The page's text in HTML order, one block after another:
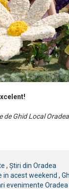
de Ghid Local
, Știri din Oradea
in acest weekend ,
evenimente Oradea